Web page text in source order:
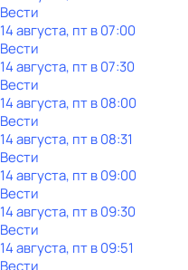
Вести
14 августа, пт в 07:00
Вести
14 августа, пт в 07:30
Вести
14 августа, пт в 08:00
Вести
14 августа, пт в 08:31
Вести
14 августа, пт в 09:00
Вести
14 августа, пт в 09:30
Вести
14 августа, пт в 09:51
Вести